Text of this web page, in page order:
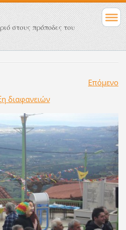
στους πρόποδες του
Επόμενο
διαφανειών